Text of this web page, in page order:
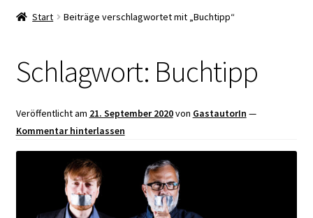
Widerrufsbelehrung
Impressum
Start Beiträge verschlagwortet mit „Buchtipp“
Schlagwort: Buchtipp
Veröffentlicht am 21. September 2020von GastautorIn —
Kommentar hinterlassen